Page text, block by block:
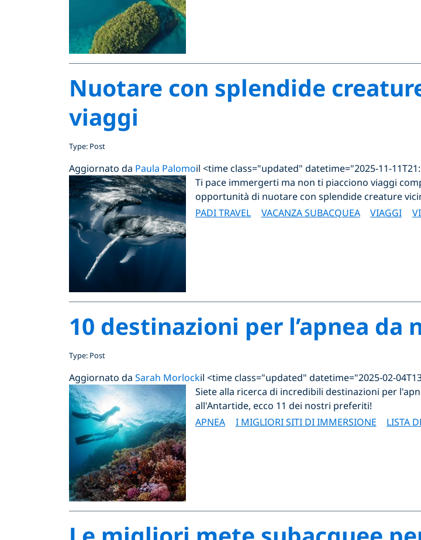
Nuotare con splendide
viaggi
Type: Post
Aggiornato da Paula Palomoil <time class="updated" datetime="2025-11-
Ti pace immergerti ma non ti piacciono viaggi
opportunità di nuotare con splendide creature
PADI TRAVEL
VACANZA SUBACQUEA VIAGGI
10 destinazioni per l’apnea da
Type: Post
Aggiornato da Sarah Morlockil <time class="updated" datetime="2025-02-
Siete alla ricerca di incredibili destinazioni per
all'Antartide, ecco 11 dei nostri preferiti!
APNEA
I MIGLIORI SITI DI IMMERSIONE LISTA